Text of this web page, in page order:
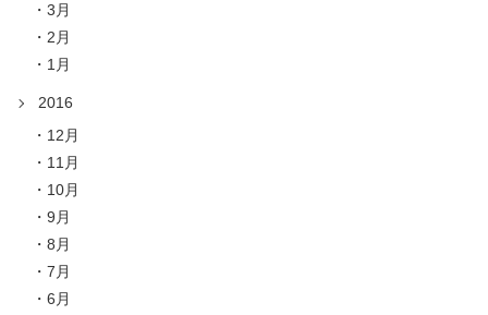
3月
2月
1月
2016
12月
11月
10月
9月
8月
7月
6月